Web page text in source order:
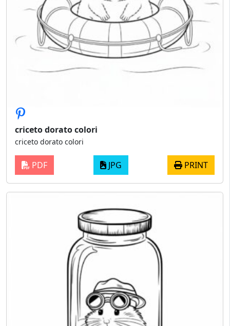
criceto dorato colori
criceto dorato colori
PDF JPG PRINT